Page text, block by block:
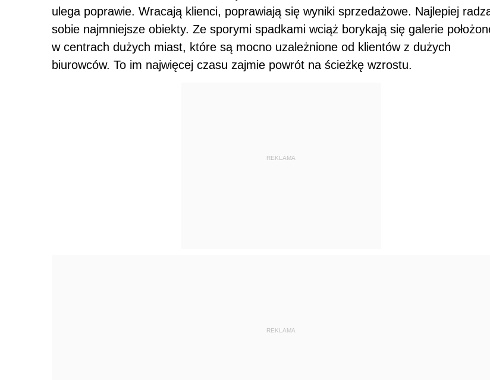
ulega poprawie. Wracają klienci, poprawiają się wyniki sprzedażowe. Najlepiej
sobie najmniejsze obiekty. Ze sporymi spadkami wciąż borykają się galerie
w centrach dużych miast, które są mocno uzależnione od klientów z dużych
biurowców. To im najwięcej czasu zajmie powrót na ścieżkę wzrostu.
REKLAMA
REKLAMA